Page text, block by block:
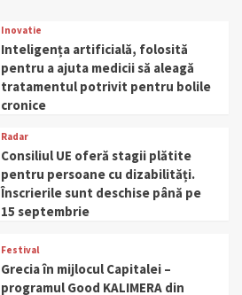
Inovatie
Inteligența artificială, folosită
pentru a ajuta medicii să aleagă
tratamentul potrivit pentru bolile
cronice
Radar
Consiliul UE oferă stagii plătite
pentru persoane cu dizabilități.
Înscrierile sunt deschise până pe
15 septembrie
Festival
Grecia în mijlocul Capitalei –
programul Good KALIMERA din